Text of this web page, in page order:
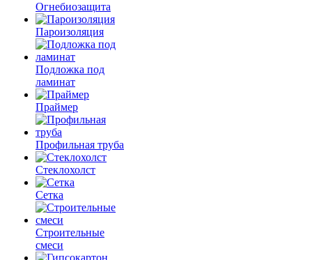
Огнебиозащита
Пароизоляция
Подложка под
ламинат
Праймер
Профильная труба
Стеклохолст
Сетка
Строительные
смеси